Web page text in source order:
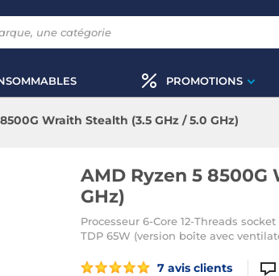
PROMOTIONS
Wraith Stealth (3.5 GHz / 5.0 GHz)
AMD Ryzen 5 8500G
GHz)
Processeur 6-Core 12-Threads
TDP 65W (version boîte avec
7 avis clients